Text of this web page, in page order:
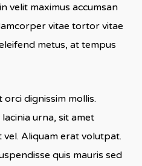
velit maximus accumsan
vitae tortor vitae
metus, at tempus
dignissim mollis.
urna, sit amet
Aliquam erat volutpat.
quis mauris sed